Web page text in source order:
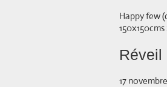
Happy few
Réveil
17